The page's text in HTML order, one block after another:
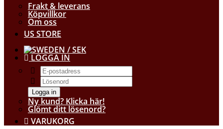
Frakt & leverans
Köpvillkor
Om oss
US STORE
/ SEK
LOGGA IN
Logga in
Ny kund? Klicka här!
Glömt ditt lösenord?
VARUKORG